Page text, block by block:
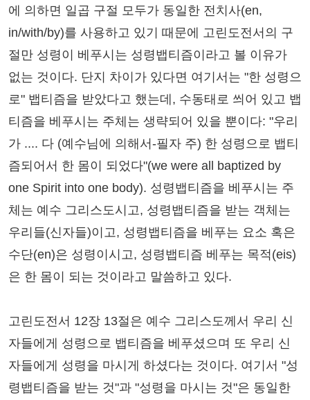
에 의하면 일곱 구절 모두가 동일한 전치사(en,
in/with/by)를 사용하고 있기 때문에 고린도전서의 구
절만 성령이 베푸시는 성령뱁티즘이라고 볼 이유가
없는 것이다. 단지 차이가 있다면 여기서는 "한 성령으
로" 뱁티즘을 받았다고 했는데, 수동태로 씌어 있고 뱁
티즘을 베푸시는 주체는 생략되어 있을 뿐이다: "우리
가 .... 다 (예수님에 의해서-필자 주) 한 성령으로 뱁티
즘되어서 한 몸이 되었다"(we were all baptized by
one Spirit into one body). 성령뱁티즘을 베푸시는 주
체는 예수 그리스도시고, 성령뱁티즘을 받는 객체는
우리들(신자들)이고, 성령뱁티즘을 베푸는 요소 혹은
수단(en)은 성령이시고, 성령뱁티즘 베푸는 목적(eis)
은 한 몸이 되는 것이라고 말씀하고 있다.
고린도전서 12장 13절은 예수 그리스도께서 우리 신
자들에게 성령으로 뱁티즘을 베푸셨으며 또 우리 신
자들에게 성령을 마시게 하셨다는 것이다. 여기서 "성
령뱁티즘을 받는 것"과 "성령을 마시는 것"은 동일한